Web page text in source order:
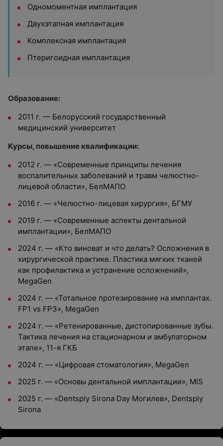
Одномоментная имплантация
Двухэтапная имплантация
Комплексная имплантация
Птеригоидная имплантация
Образование:
2011 г. — Белорусский государственный
медицинский университет
Курсы, повышение квалификации:
2012 г. — «Современные принципы лечения
воспалительных заболеваний и травм челюстно-
лицевой области», БелМАПО
2016 г. — «Челюстно-лицевая хирургия», БГМУ
2019 г. — «Современные аспекты дентальной
имплантации», БелМАПО
2024 г. — «Кто виноват и что делать? Осложнения в
хирургической практике. Пластика мягких тканей
как профилактика и устранение осложнений»,
MegaGen
2024 г. — «Тотальное протезирование на имплантах.
FP1 vs FP3», MegaGen
2024 г. — «Ретенированные, дистопированные зубы.
Тактика лечения на стационарном и амбулаторном
этапе», 11-я ГКБ
2024 г. — «Цифровая стоматология», MegaGen
2025 г. — «Основы дентальной имплантации», MIS
2025 г. — «Dentsply Sirona Day Могилев», Dentsply
Sirona